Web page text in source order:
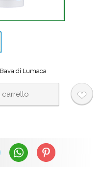
di Lumaca
WhatsAppPinterest